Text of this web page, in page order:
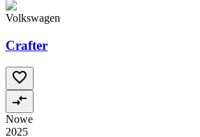
Volkswagen
Crafter
Nowe
2025